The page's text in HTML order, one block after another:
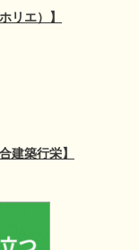
リエ）】
建築行栄】